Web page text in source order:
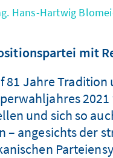
Hans-Hartwig
mit
81 Jahre
und sich so
– angesichts